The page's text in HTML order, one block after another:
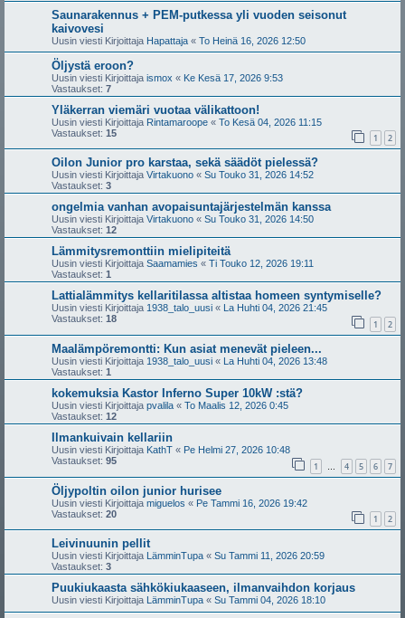
Saunarakennus + PEM-putkessa yli vuoden seisonut
kaivovesi
Uusin viesti Kirjoittaja Hapattaja « To Heinä 16, 2026 12:50
Öljystä eroon?
Uusin viesti Kirjoittaja ismox « Ke Kesä 17, 2026 9:53
Vastaukset: 7
Yläkerran viemäri vuotaa välikattoon!
Uusin viesti Kirjoittaja Rintamaroope « To Kesä 04, 2026 11:15
Vastaukset: 15 1 2
Oilon Junior pro karstaa, sekä säädöt pielessä?
Uusin viesti Kirjoittaja Virtakuono « Su Touko 31, 2026 14:52
Vastaukset: 3
ongelmia vanhan avopaisuntajärjestelmän kanssa
Uusin viesti Kirjoittaja Virtakuono « Su Touko 31, 2026 14:50
Vastaukset: 12
Lämmitysremonttiin mielipiteitä
Uusin viesti Kirjoittaja Saamamies « Ti Touko 12, 2026 19:11
Vastaukset: 1
Lattialämmitys kellaritilassa altistaa homeen syntymiselle?
Uusin viesti Kirjoittaja 1938_talo_uusi «
La Huhti 04, 2026 21:45
Vastaukset: 18 1 2
Maalämpöremontti: Kun asiat menevät pieleen...
Uusin viesti Kirjoittaja 1938_talo_uusi « La Huhti 04, 2026 13:48
Vastaukset: 1
kokemuksia Kastor Inferno Super 10kW :stä?
Uusin viesti Kirjoittaja pvalila « To Maalis 12, 2026 0:45
Vastaukset: 12
Ilmankuivain kellariin
Uusin viesti Kirjoittaja KathT « Pe Helmi 27, 2026 10:48
Vastaukset: 95 1 … 4 5 6 7
Öljypoltin oilon junior hurisee
Uusin viesti Kirjoittaja miguelos « Pe Tammi 16, 2026 19:42
Vastaukset: 20 1 2
Leivinuunin pellit
Uusin viesti Kirjoittaja LämminTupa « Su Tammi 11, 2026 20:59
Vastaukset: 3
Puukiukaasta sähkökiukaaseen, ilmanvaihdon korjaus
Uusin viesti Kirjoittaja LämminTupa « Su Tammi 04, 2026 18:10